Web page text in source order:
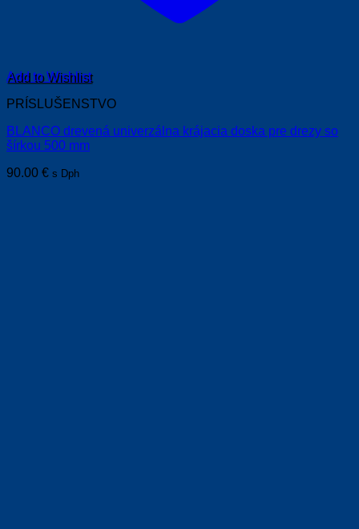
Add to Wishlist
PRÍSLUŠENSTVO
BLANCO drevená univerzálna krájacia doska pre drezy so
šírkou 500 mm
90.00 € s Dph